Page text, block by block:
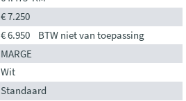
€ 7.250
€ 6.950 BTW niet van toepassing
MARGE
Wit
Standaard